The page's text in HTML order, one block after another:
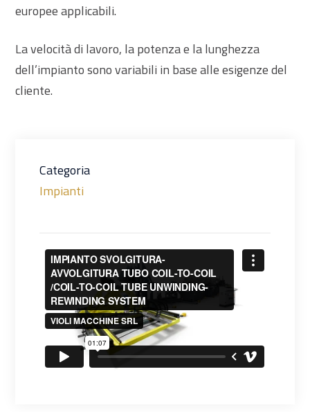
europee applicabili.
La velocità di lavoro, la potenza e la lunghezza
dell’impianto sono variabili in base alle esigenze del
cliente.
Categoria
Impianti